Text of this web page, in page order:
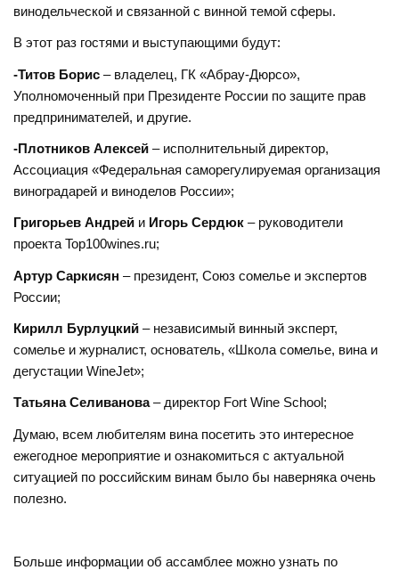
винодельческой и связанной с винной темой сферы.
В этот раз гостями и выступающими будут:
-Титов Борис – владелец, ГК «Абрау-Дюрсо»,
Уполномоченный при Президенте России по защите прав
предпринимателей, и другие.
-Плотников Алексей – исполнительный директор,
Ассоциация «Федеральная саморегулируемая организация
виноградарей и виноделов России»;
Григорьев Андрей и Игорь Сердюк– руководители
проекта Top100wines.ru;
Артур Саркисян– президент, Союз сомелье и экспертов
России;
Кирилл Бурлуцкий – независимый винный эксперт,
сомелье и журналист, основатель, «Школа сомелье, вина и
дегустации WineJet»;
Татьяна Селиванова– директор Fort Wine School;
Думаю, всем любителям вина посетить это интересное
ежегодное мероприятие и ознакомиться с актуальной
ситуацией по российским винам было бы наверняка очень
полезно.
Больше информации об ассамблее можно узнать по